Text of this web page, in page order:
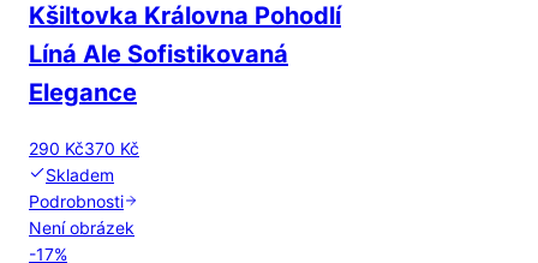
Kšiltovka Královna Pohodlí
Líná Ale Sofistikovaná
Elegance
290 Kč370 Kč
Skladem
Podrobnosti
Není obrázek
-17%